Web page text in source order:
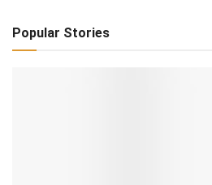
Popular Stories